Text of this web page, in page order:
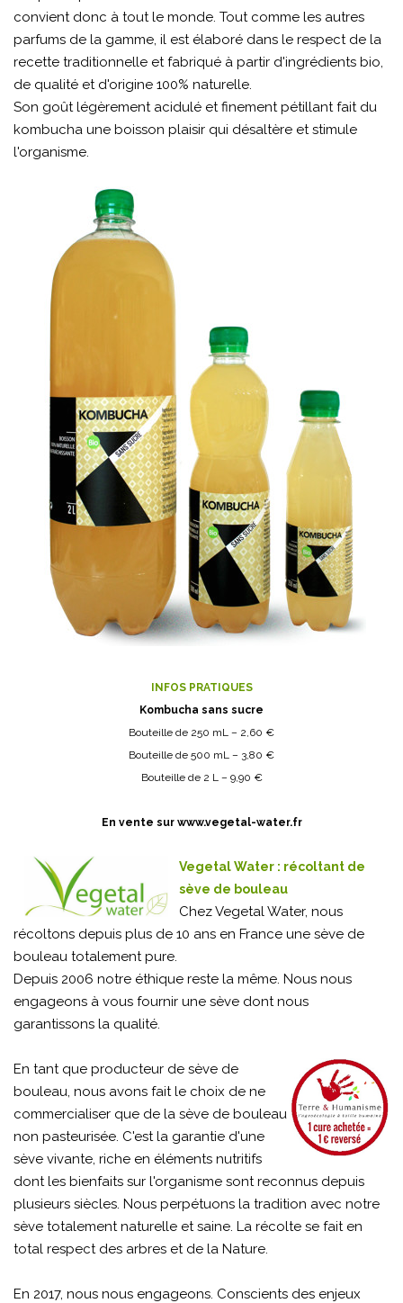
convient donc à tout le monde. Tout comme les autres
parfums de la gamme, il est élaboré dans le respect de la
recette traditionnelle et fabriqué à partir d'ingrédients bio,
de qualité et d'origine 100% naturelle.
Son goût légèrement acidulé et finement pétillant fait du
kombucha une boisson plaisir qui désaltère et stimule
l'organisme.
INFOS PRATIQUES
Kombucha sans sucre
Bouteille de 250 mL – 2,60 €
Bouteille de 500 mL – 3,80 €
Bouteille de 2 L – 9,90 €
En vente sur www.vegetal-water.fr
Vegetal Water : récoltant de
sève de bouleau
Chez Vegetal Water, nous
récoltons depuis plus de 10 ans en France une sève de
bouleau totalement pure.
Depuis 2006 notre éthique reste la même. Nous nous
engageons à vous fournir une sève dont nous
garantissons la qualité.
En tant que producteur de sève de
bouleau, nous avons fait le choix de ne
commercialiser que de la sève de bouleau
non pasteurisée. C'est la garantie d'une
sève vivante, riche en éléments nutritifs
dont les bienfaits sur l'organisme sont reconnus depuis
plusieurs siècles. Nous perpétuons la tradition avec notre
sève totalement naturelle et saine. La récolte se fait en
total respect des arbres et de la Nature.
En 2017, nous nous engageons. Conscients des enjeux